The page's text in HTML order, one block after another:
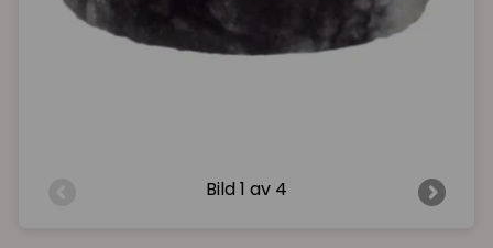
Bild 1 av 4